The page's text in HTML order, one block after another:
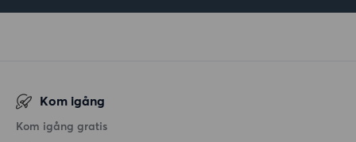
Kom igång
Kom igång gratis